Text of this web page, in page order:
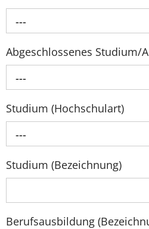
---
Abgeschlossenes Studium/
---
Studium (Hochschulart)
---
Studium (Bezeichnung)
Berufsausbildung